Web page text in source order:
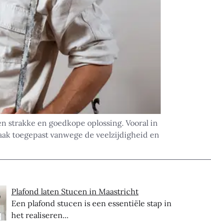
strakke en goedkope oplossing. Vooral in
toegepast vanwege de veelzijdigheid en
Plafond laten Stucen in Maastricht
Een plafond stucen is een essentiële stap in
het realiseren...